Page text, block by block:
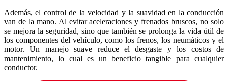
Además, el control de la velocidad y la suavidad en la conducción
van de la mano. Al evitar aceleraciones y frenados bruscos, no solo
se mejora la seguridad, sino que también se prolonga la vida útil de
los componentes del vehículo, como los frenos, los neumáticos y el
motor. Un manejo suave reduce el desgaste y los costos de
mantenimiento, lo cual es un beneficio tangible para cualquier
conductor.